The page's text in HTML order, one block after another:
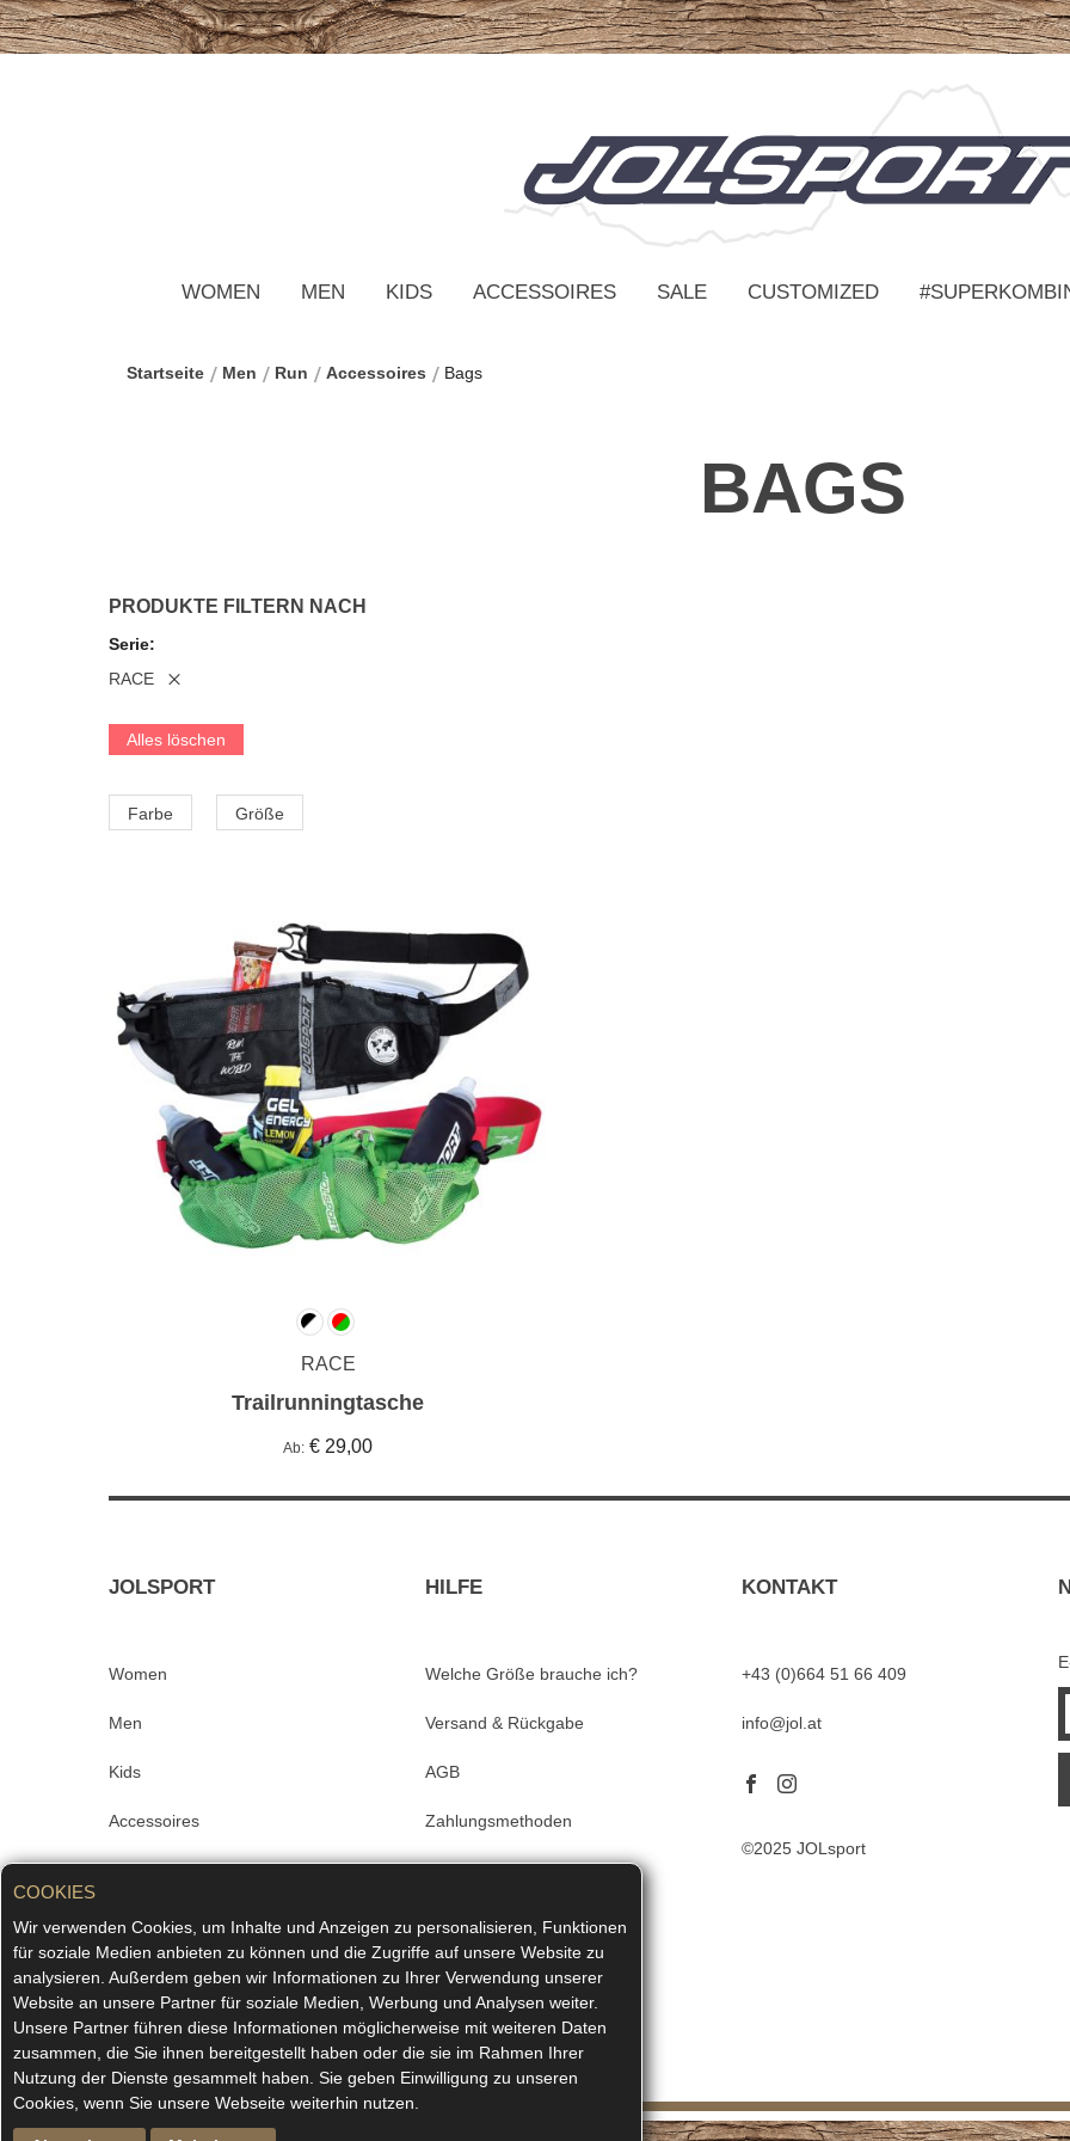
COOKIES
Wir verwenden Cookies, um Inhalte und Anzeigen zu personalisieren, Funktionen
für soziale Medien anbieten zu können und die Zugriffe auf unsere Website zu
analysieren. Außerdem geben wir Informationen zu Ihrer Verwendung unserer
Website an unsere Partner für soziale Medien, Werbung und Analysen weiter.
Unsere Partner führen diese Informationen möglicherweise mit weiteren Daten
zusammen, die Sie ihnen bereitgestellt haben oder die sie im Rahmen Ihrer
Nutzung der Dienste gesammelt haben. Sie geben Einwilligung zu unseren
Cookies, wenn Sie unsere Webseite weiterhin nutzen.
WOMEN MEN KIDS ACCESSOIRES SALE CUSTOMIZED
Startseite Men Run Accessoires Bags
BAGS
PRODUKTE FILTERN NACH
Serie
RACE
Alles löschen
Farbe Größe
RACE
Trailrunningtasche
Ab € 29,00
JOLSPORT
Women
Men
Kids
Accessoires
Sale
Merchandise
#superkombiniert
HILFE
Welche Größe brauche ich?
Versand & Rückgabe
AGB
Zahlungsmethoden
Impressum
Datenschutz
FAQ
KONTAKT
+43 (0)664 51 66 409
info@jol.at
©2025 JOLsport